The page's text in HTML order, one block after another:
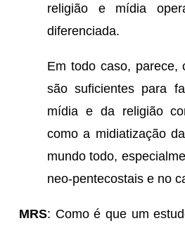
religião e mídia
diferenciada.
Em todo caso, parece,
são suficientes para
mídia e da religião
como a midiatização
mundo todo,
neo-pentecostais e no
MRS: Como é que um